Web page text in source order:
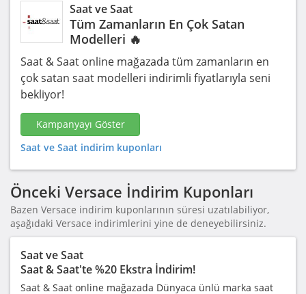
Saat ve Saat
Tüm Zamanların En Çok Satan
Modelleri 🔥
Saat & Saat online mağazada tüm zamanların en
çok satan saat modelleri indirimli fiyatlarıyla seni
bekliyor!
Kampanyayı Göster
Saat ve Saat indirim kuponları
Önceki Versace İndirim Kuponları
Bazen Versace indirim kuponlarının süresi uzatılabiliyor,
aşağıdaki Versace indirimlerini yine de deneyebilirsiniz.
Saat ve Saat
Saat & Saat'te %20 Ekstra İndirim!
Saat & Saat online mağazada Dünyaca ünlü marka saat